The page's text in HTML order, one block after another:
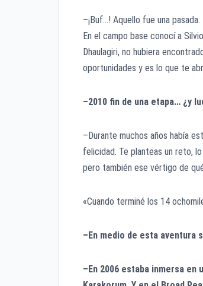
–¡Buf…! Aquello fue una
En el campo base conocí a
Dhaulagiri, no hubiera
oportunidades y es lo que te
–2010 fin de una etapa… ¿y
–Durante muchos años había
felicidad. Te planteas un reto,
pero también ese vértigo de
«Cuando terminé los 14
–En medio de esta aventura
–En 2006 estaba inmersa en